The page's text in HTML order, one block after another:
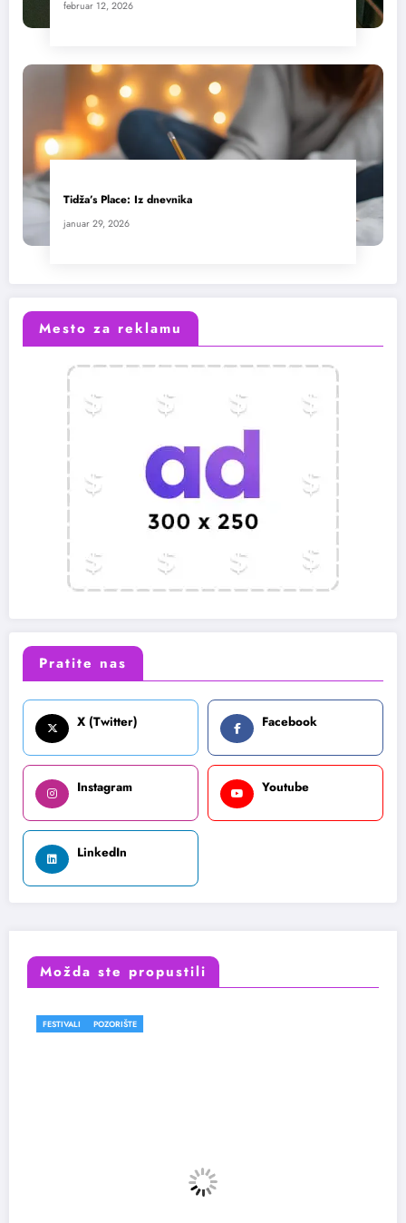
februar 12, 2026
Tidža’s Place: Iz dnevnika
januar 29, 2026
Mesto za reklamu
Pratite nas
X (Twitter) Facebook
Instagram Youtube
LinkedIn
Možda ste propustili